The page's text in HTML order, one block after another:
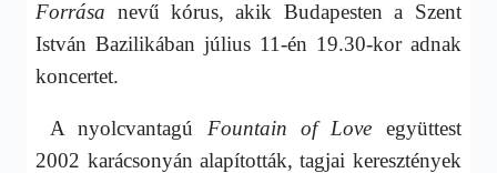
Forrása nevű kórus, akik Budapesten a Szent
István Bazilikában július 11-én 19.30-kor adnak
koncertet.
A nyolcvantagú Fountain of Love együttest
2002 karácsonyán alapították, tagjai keresztények